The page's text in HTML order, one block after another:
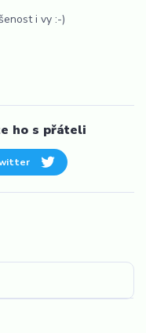
i vy :-)
ho s přáteli